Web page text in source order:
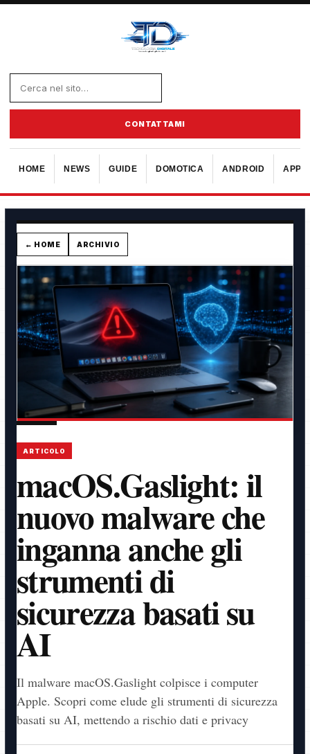
CONTATTAMI
HOME NEWS GUIDE DOMOTICA ANDROID
← HOME ARCHIVIO
ARTICOLO
macOS.Gaslight: il
nuovo malware che
inganna anche gli
strumenti di
sicurezza basati su
AI
Il malware macOS.Gaslight colpisce i computer
Apple. Scopri come elude gli strumenti di sicurezza
basati su AI, mettendo a rischio dati e privacy